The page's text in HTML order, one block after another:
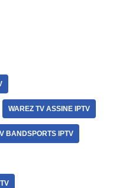
WAREZ TV ASSINE IPTV
BANDSPORTS IPTV